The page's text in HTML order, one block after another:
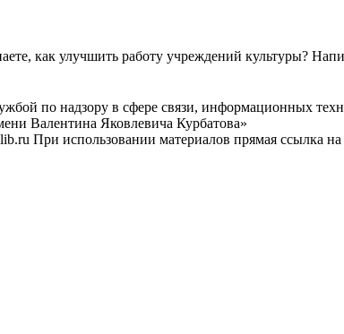
как улучшить работу учреждений культуры?
по надзору в сфере связи, информационных
Валентина Яковлевича Курбатова»
При использовании материалов прямая ссылка на